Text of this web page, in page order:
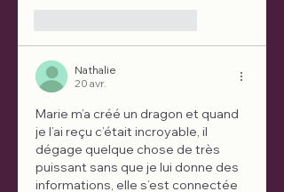
Nathalie
20 avr.
Marie m’a créé un dragon et quand
je l’ai reçu c’était incroyable, il
dégage quelque chose de très
puissant sans que je lui donne des
informations, elle s’est connectée